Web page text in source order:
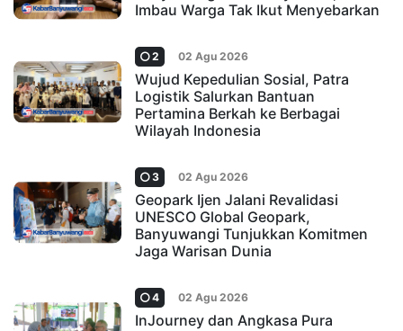
Imbau Warga Tak Ikut Menyebarkan
2 02 Agu 2026
Wujud Kepedulian Sosial, Patra
Logistik Salurkan Bantuan
Pertamina Berkah ke Berbagai
Wilayah Indonesia
3 02 Agu 2026
Geopark Ijen Jalani Revalidasi
UNESCO Global Geopark,
Banyuwangi Tunjukkan Komitmen
Jaga Warisan Dunia
4 02 Agu 2026
InJourney dan Angkasa Pura